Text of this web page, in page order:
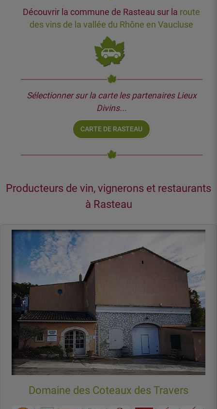
Découvrir la commune de Rasteau sur la route
des vins de la vallée du Rhône en Vaucluse
Sélectionner sur la carte les partenaires Lieux
Divins...
CARTE DE RASTEAU
Producteurs de vin, vignerons et restaurants
à Rasteau
Domaine des Coteaux des Travers